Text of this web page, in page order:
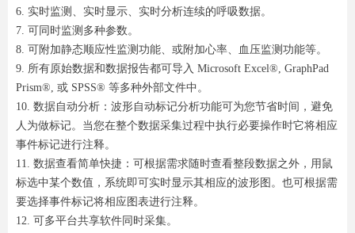
6. 实时监测、实时显示、实时分析连续的呼吸数据。
7. 可同时监测多种参数。
8. 可附加静态顺应性监测功能、或附加心率、血压监测功能等。
9. 所有原始数据和数据报告都可导入 Microsoft Excel®, GraphPad
Prism®, 或 SPSS® 等多种外部文件中。
10. 数据自动分析：波形自动标记分析功能可为您节省时间，避免
人为做标记。当您在整个数据采集过程中执行必要操作时它将相应
事件标记进行注释。
11. 数据查看简单快捷：可根据需求随时查看整段数据之外，用鼠
标选中某个数值，系统即可实时显示其相应的波形图。也可根据需
要选择事件标记将相应图表进行注释。
12. 可多平台共享软件同时采集。